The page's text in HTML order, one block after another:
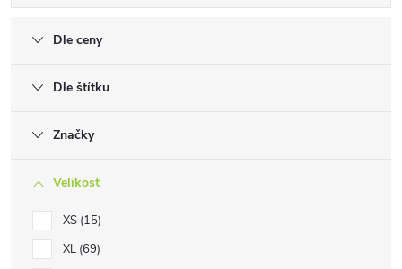
Dle ceny
Dle štítku
Značky
Velikost
XS 15
XL 69